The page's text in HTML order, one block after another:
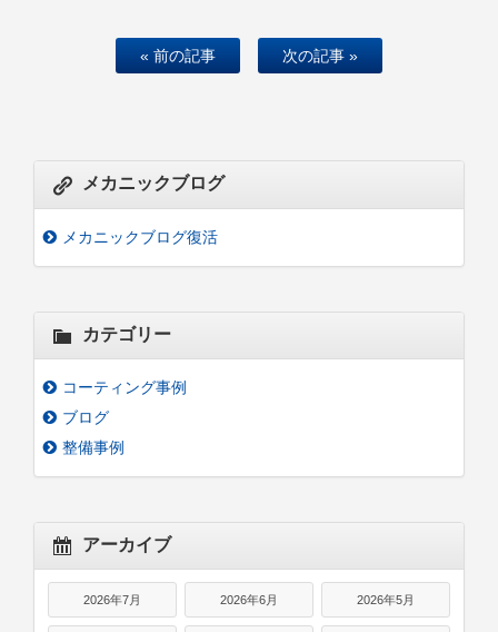
« 前の記事 次の記事 »
メカニックブログ
メカニックブログ復活
カテゴリー
コーティング事例
ブログ
整備事例
アーカイブ
2026年7月 2026年6月 2026年5月